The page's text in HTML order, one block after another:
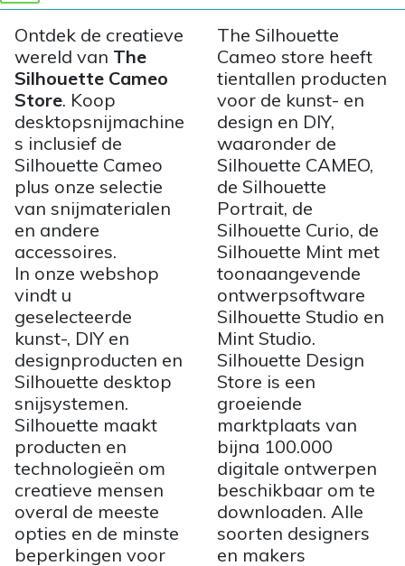
Ontdek de creatieve
wereld van The
Silhouette Cameo
Store. Koop
desktopsnijmachine
s inclusief de
Silhouette Cameo
plus onze selectie
van snijmaterialen
en andere
accessoires.
In onze webshop
vindt u
geselecteerde
kunst-, DIY en
designproducten en
Silhouette desktop
snijsystemen.
Silhouette maakt
producten en
technologieën om
creatieve mensen
overal de meeste
opties en de minste
beperkingen voor
The Silhouette
Cameo store heeft
tientallen producten
voor de kunst- en
design en DIY,
waaronder de
Silhouette CAMEO,
de Silhouette
Portrait, de
Silhouette Curio, de
Silhouette Mint met
toonaangevende
ontwerpsoftware
Silhouette Studio en
Mint Studio.
Silhouette Design
Store is een
groeiende
marktplaats van
bijna 100.000
digitale ontwerpen
beschikbaar om te
downloaden. Alle
soorten designers
en makers